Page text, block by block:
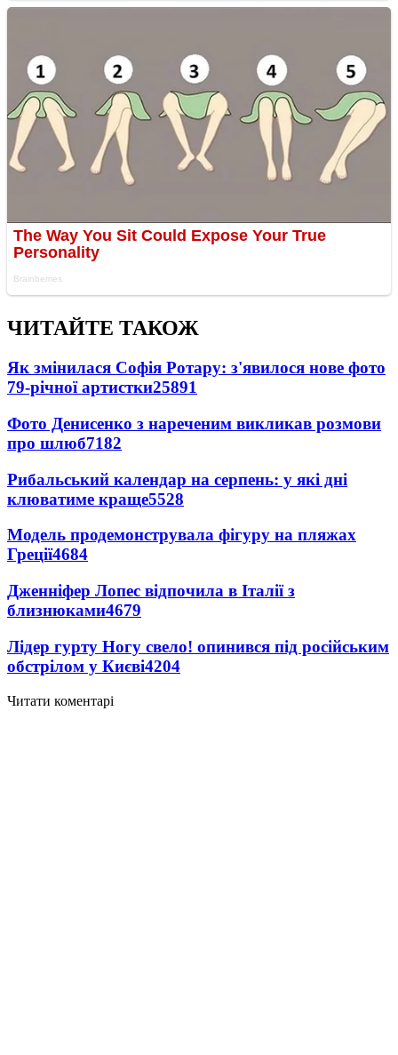
ЧИТАЙТЕ ТАКОЖ
Як змінилася Софія Ротару: з'явилося нове фото
79-річної артистки25891
Фото Денисенко з нареченим викликав розмови
про шлюб7182
Рибальський календар на серпень: у які дні
клюватиме краще5528
Модель продемонструвала фігуру на пляжах
Греції4684
Дженніфер Лопес відпочила в Італії з
близнюками4679
Лідер гурту Ногу свело! опинився під російським
обстрілом у Києві4204
Читати коментарі